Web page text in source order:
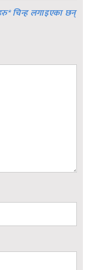
*चिन्ह लगाइएका छन्